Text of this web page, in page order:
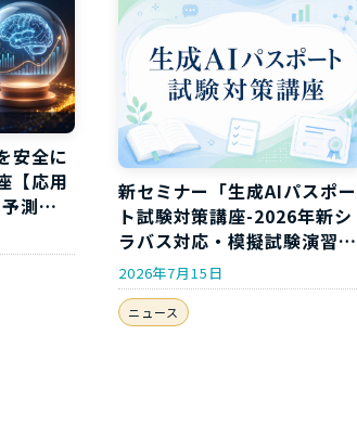
安全に
【応用
測分
新セミナー「生成AIパスポー
ト試験対策講座-2026年新シ
ラバス対応・模擬試験演習付
き-」開講のお知らせ
2026年7月15日
ニュース